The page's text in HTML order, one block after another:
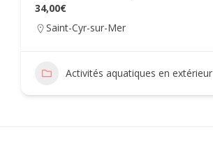
34,00€
Saint-Cyr-sur-Mer
Activités aquatiques en extérieur